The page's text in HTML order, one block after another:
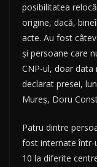
posibilitatea
origine, dacă,
acte. Au fost
şi persoane care
CNP-ul, doar data
declarat presei,
Mureş, Doru
Patru dintre
fost internate într-
10 la diferite